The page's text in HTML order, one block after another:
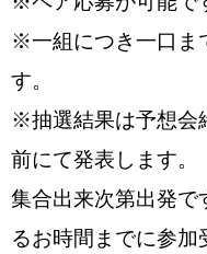
※一組につき一口ま
す。
※抽選結果は予想会
前にて発表します。
集合出来次第出発で
るお時間までに参加